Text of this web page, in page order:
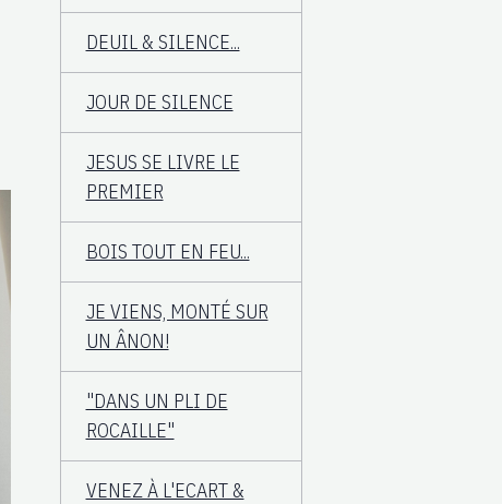
DEUIL & SILENCE...
JOUR DE SILENCE
JESUS SE LIVRE LE
PREMIER
BOIS TOUT EN FEU...
JE VIENS, MONTÉ SUR
UN ÂNON!
"DANS UN PLI DE
ROCAILLE"
VENEZ À L'ECART &